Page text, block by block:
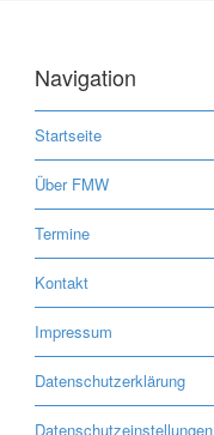
Navigation
Startseite
Über FMW
Termine
Kontakt
Impressum
Datenschutzerklärung
Datenschutzeinstellungen